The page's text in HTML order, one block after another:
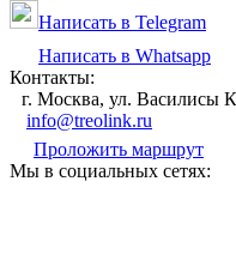
Написать в Telegram
Написать в Whatsapp
Контакты:
г. Москва, ул. Василисы
info@treolink.ru
Проложить маршрут
Мы в социальных сетях: